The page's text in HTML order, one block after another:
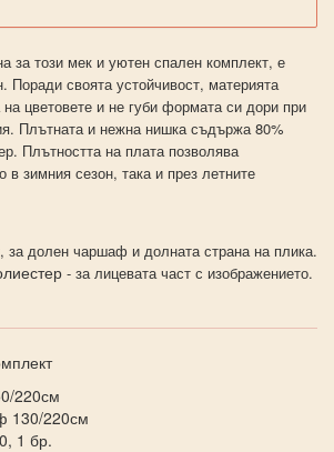
за този мек и уютен спален комплект, е
Поради своята устойчивост, материята
на цветовете и не губи формата си дори при
Плътната и нежна нишка съдържа 80%
Плътността на плата позволява
в зимния сезон, така и през летните
долен чаршаф и долната страна на плика.
- за лицевата част с изображението.
220см
130/220см
1 бр.